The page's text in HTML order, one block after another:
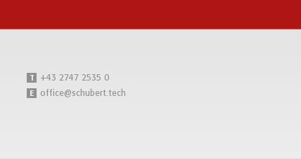
T +43 2747 2535 0
E office@schubert.tech